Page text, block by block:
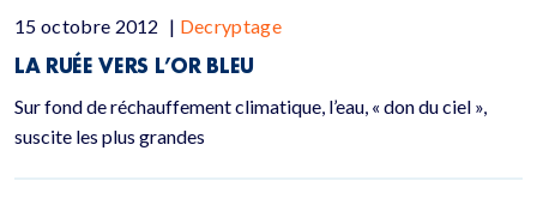
15 octobre 2012 | Decryptage
LA RUÉE VERS L’OR BLEU
Sur fond de réchauffement climatique, l’eau, « don du ciel »,
suscite les plus grandes